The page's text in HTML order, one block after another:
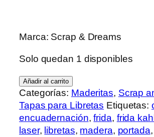
Marca: Scrap & Dreams
Solo quedan 1 disponibles
Tapas
Frida
Kahlo
cantidad
Añadir al carrito
Categorías: Maderitas, Scrap
Tapas para Libretas Etiquetas:
encuadernación,frida, frida
laser, libretas, madera, portada,